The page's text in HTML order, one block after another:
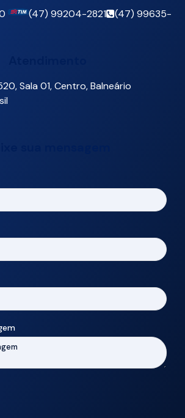
(47) 99204-2821
(47) 99635-
,Sala 01,Centro,Balneário